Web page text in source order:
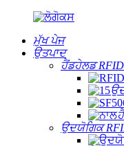
ਮੁੱਖ ਪੇਜ
ਉਤਪਾਦ
ਹੈਂਡਹੇਲਡ
ਉਦਯੋਗਿਕ